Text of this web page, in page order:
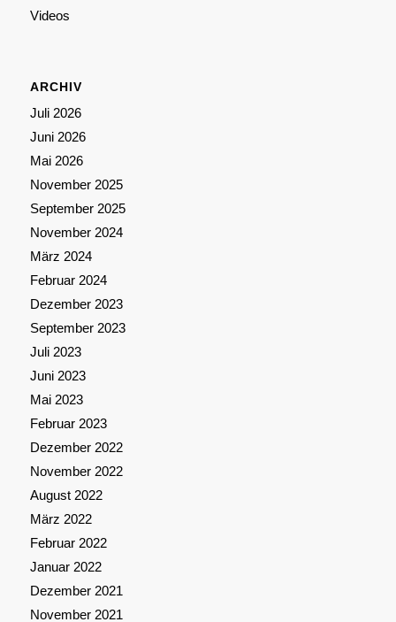
Videos
ARCHIV
Juli 2026
Juni 2026
Mai 2026
November 2025
September 2025
November 2024
März 2024
Februar 2024
Dezember 2023
September 2023
Juli 2023
Juni 2023
Mai 2023
Februar 2023
Dezember 2022
November 2022
August 2022
März 2022
Februar 2022
Januar 2022
Dezember 2021
November 2021